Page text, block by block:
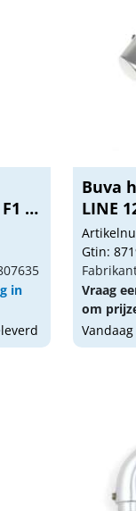
K-
in
Buva
LINE
Gtin:
Vraag
om